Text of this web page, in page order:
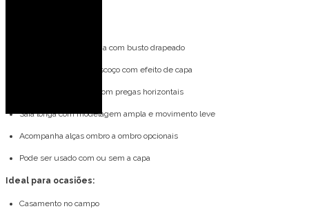
Decote tomara que caia com busto drapeado
Faixa removível no pescoço com efeito de capa
Corpete estruturado com pregas horizontais
Saia longa com modelagem ampla e movimento leve
Acompanha alças ombro a ombro opcionais
Pode ser usado com ou sem a capa
Ideal para ocasiões:
Casamento no campo